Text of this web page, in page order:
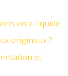
en e-liquide
originaux ?
et